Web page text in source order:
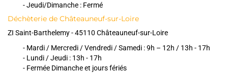
- Jeudi/Dimanche : Fermé
Déchèterie de Châteauneuf-sur-Loire
ZI Saint-Barthelemy - 45110 Châteauneuf-sur-Loire
- Mardi / Mercredi / Vendredi / Samedi : 9h – 12h / 13h - 17h
- Lundi / Jeudi : 13h - 17h
- Fermée Dimanche et jours fériés